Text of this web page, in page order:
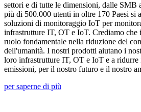
settori e di tutte le dimensioni, dalle SMB
più di 500.000 utenti in oltre 170 Paesi si
soluzioni di monitoraggio IoT per
infrastrutture IT, OT e IoT. Crediamo che
ruolo fondamentale nella riduzione del
dell'umanità. I nostri prodotti aiutano i
loro infrastrutture IT, OT e IoT e a ridurre
emissioni, per il nostro futuro e il nostro
per saperne di più